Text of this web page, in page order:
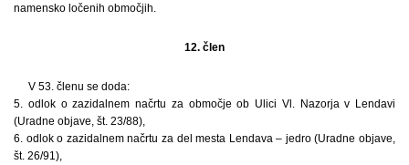
namensko ločenih območjih.
12. člen
V 53. členu se doda:
5. odlok o zazidalnem načrtu za območje ob Ulici Vl. Nazorja v Lendavi
(Uradne objave, št. 23/88),
6. odlok o zazidalnem načrtu za del mesta Lendava – jedro (Uradne objave,
št. 26/91),